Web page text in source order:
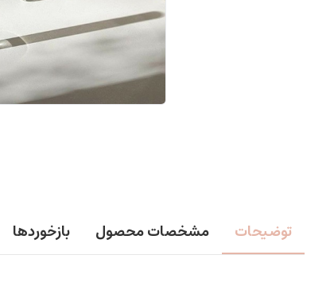
توضیحات مشخصات محصول بازخوردها